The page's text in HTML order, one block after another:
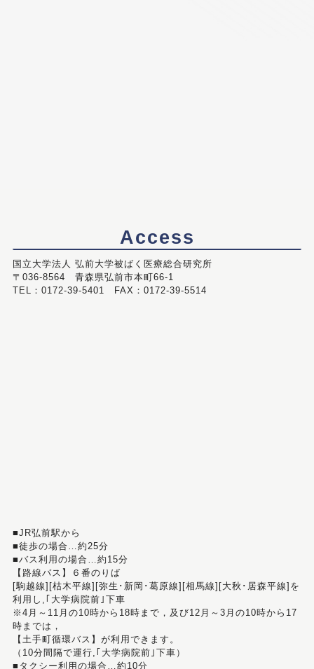
Access
国立大学法人 弘前大学被ばく医療総合研究所
〒036-8564 青森県弘前市本町66-1
TEL：0172-39-5401 FAX：0172-39-5514
■JR弘前駅から
■徒歩の場合…約25分
■バス利用の場合…約15分
【路線バス】６番のりば
[駒越線][枯木平線][弥生･新岡･葛原線][相馬線][大秋･居森平線]を
利用し,｢大学病院前｣下車
※4月～11月の10時から18時まで，及び12月～3月の10時から17
時までは，
【土手町循環バス】が利用できます。
（10分間隔で運行,｢大学病院前｣下車）
■タクシー利用の場合…約10分